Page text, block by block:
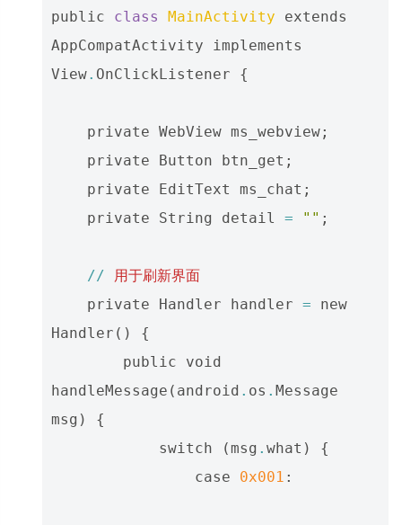
public class MainActivity
extends
AppCompatActivity
implements
View. OnClickListener {
private WebView ms_webview;
private
Button btn_get ;
private
EditText ms_chat ;
private
String detail = "" ;
//
用于刷新界面
private
Handler handler =
new
Handler ()
{
public
void
handleMessage ( android . os . Message
msg )
{
switch
(msg . what )
{
case
0x001 :